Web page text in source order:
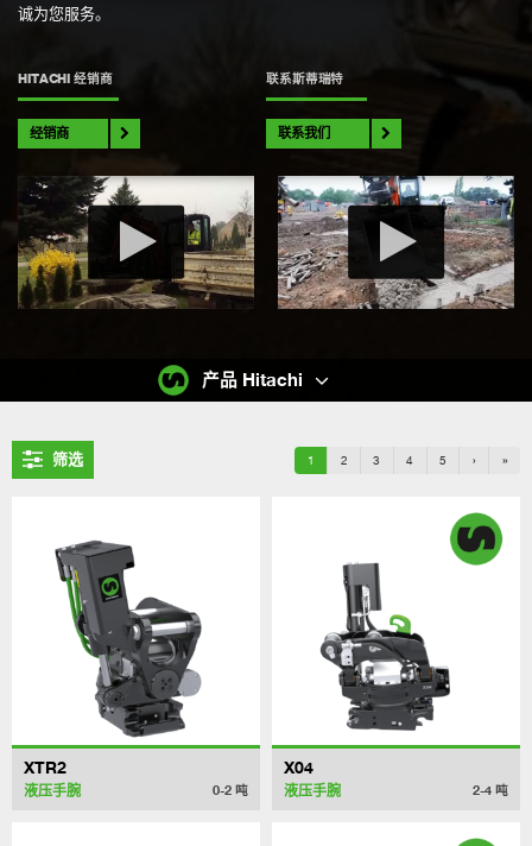
诚为您服务。
HITACHI 经销商
经销商
联系斯蒂瑞特
联系我们
筛选 1 2 3 4 5 › »
XTR2
液压手腕 0-2 吨
X04
液压手腕 2-4 吨
产品 Hitachi